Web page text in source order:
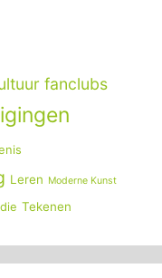
fanclubs
Leren Moderne Kunst
Tekenen